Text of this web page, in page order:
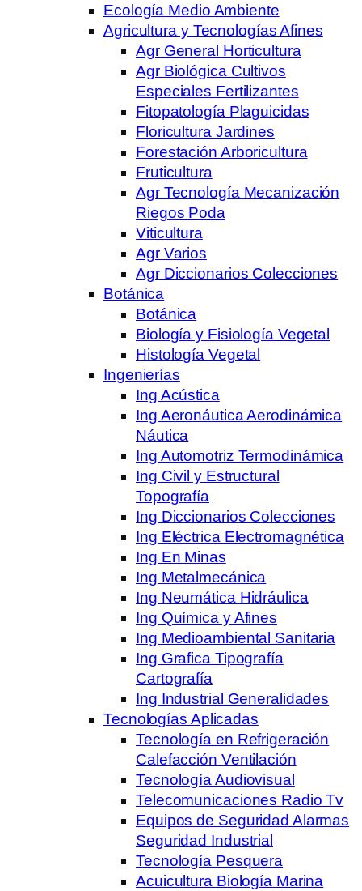
Ecología Medio Ambiente
Agricultura y Tecnologías Afines
Agr General Horticultura
Agr Biológica Cultivos
Especiales Fertilizantes
Fitopatología Plaguicidas
Floricultura Jardines
Forestación Arboricultura
Fruticultura
Agr Tecnología Mecanización
Riegos Poda
Viticultura
Agr Varios
Agr Diccionarios Colecciones
Botánica
Botánica
Biología y Fisiología Vegetal
Histología Vegetal
Ingenierías
Ing Acústica
Ing Aeronáutica Aerodinámica
Náutica
Ing Automotriz Termodinámica
Ing Civil y Estructural
Topografía
Ing Diccionarios Colecciones
Ing Eléctrica Electromagnética
Ing En Minas
Ing Metalmecánica
Ing Neumática Hidráulica
Ing Química y Afines
Ing Medioambiental Sanitaria
Ing Grafica Tipografía
Cartografía
Ing Industrial Generalidades
Tecnologías Aplicadas
Tecnología en Refrigeración
Calefacción Ventilación
Tecnología Audiovisual
Telecomunicaciones Radio Tv
Equipos de Seguridad Alarmas
Seguridad Industrial
Tecnología Pesquera
Acuicultura Biología Marina